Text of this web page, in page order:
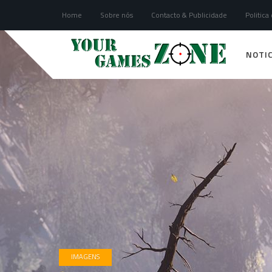
Home Sobre nós Contacto & Publicidade Politica
IMAGENS